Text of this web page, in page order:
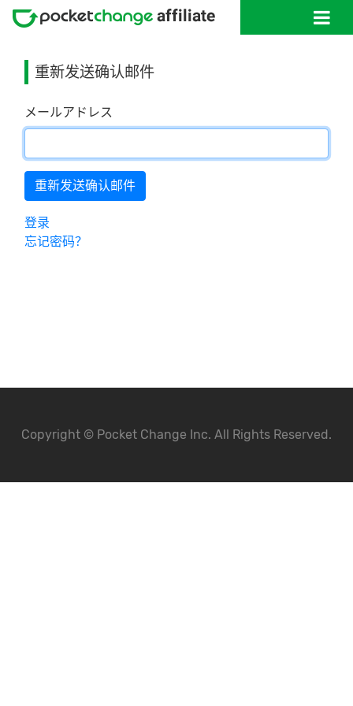
重新发送确认邮件
メールアドレス
登录
忘记密码？
Copyright © Pocket Change Inc. All Rights Reserved.